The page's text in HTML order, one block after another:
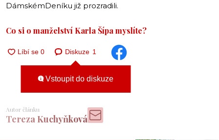
DámskémDeníku již prozradili.
Co si o manželství Karla Šípa myslíte?
Diskuze 1
Vstoupit do diskuze
Autor článku
Tereza Kuchyňková